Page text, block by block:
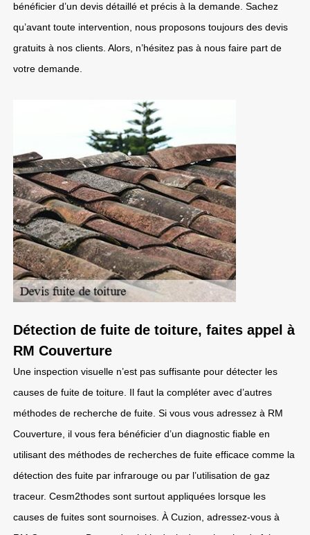
bénéficier d’un devis détaillé et précis à la demande. Sachez
qu’avant toute intervention, nous proposons toujours des devis
gratuits à nos clients. Alors, n’hésitez pas à nous faire part de
votre demande.
Détection de fuite de toiture, faites appel à
RM Couverture
Une inspection visuelle n’est pas suffisante pour détecter les
causes de fuite de toiture. Il faut la compléter avec d’autres
méthodes de recherche de fuite. Si vous vous adressez à RM
Couverture, il vous fera bénéficier d’un diagnostic fiable en
utilisant des méthodes de recherches de fuite efficace comme la
détection des fuite par infrarouge ou par l’utilisation de gaz
traceur. Cesm2thodes sont surtout appliquées lorsque les
causes de fuites sont sournoises. À Cuzion, adressez-vous à